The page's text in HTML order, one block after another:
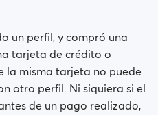
un perfil, y compró una
tarjeta de crédito o
la misma tarjeta no puede
otro perfil. Ni siquiera si el
de un pago realizado,